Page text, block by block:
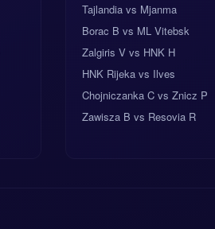
Tajlandia vs Mjanma
Borac B vs ML Vitebsk
Zalgiris V vs HNK H
HNK Rijeka vs Ilves
Chojniczanka C vs Znicz P
Zawisza B vs Resovia R